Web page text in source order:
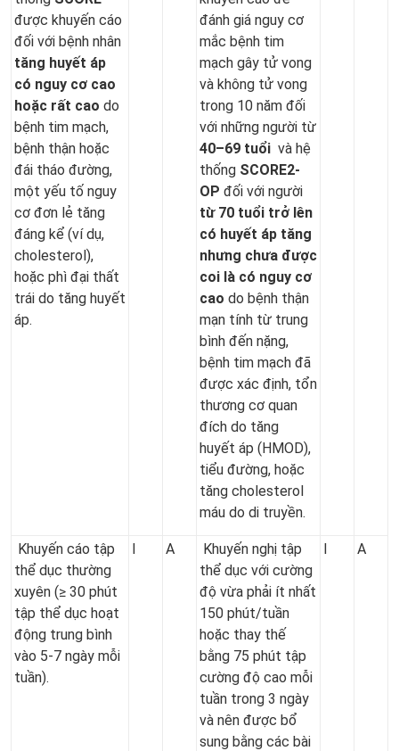
được khuyến cáo
đối với bệnh nhân
tăng huyết áp
có nguy cơ cao
hoặc rất cao do
bệnh tim mạch,
bệnh thận hoặc
đái tháo đường,
một yếu tố nguy
cơ đơn lẻ tăng
đáng kể (ví dụ,
cholesterol),
hoặc phì đại thất
trái do tăng huyết
áp.
đánh giá nguy cơ
mắc bệnh tim
mạch gây tử vong
và không tử vong
trong 10 năm đối
với những người từ
40–69 tuổi và hệ
thống SCORE2-
OP đối với người
từ 70 tuổi trở lên
có huyết áp tăng
nhưng chưa được
coi là có nguy cơ
cao do bệnh thận
mạn tính từ trung
bình đến nặng,
bệnh tim mạch đã
được xác định, tổn
thương cơ quan
đích do tăng
huyết áp (HMOD),
tiểu đường, hoặc
tăng cholesterol
máu do di truyền.
Khuyến cáo tập
thể dục thường
xuyên (≥ 30 phút
tập thể dục hoạt
động trung bình
vào 5-7 ngày mỗi
tuần).
I A
Khuyến nghị tập
thể dục với cường
độ vừa phải ít nhất
150 phút/tuần
hoặc thay thế
bằng 75 phút tập
cường độ cao mỗi
tuần trong 3 ngày
và nên được bổ
sung bằng các bài
I A